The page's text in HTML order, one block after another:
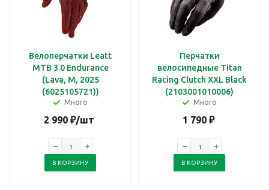
Велоперчатки Leatt
MTB 3.0 Endurance
(Lava, M, 2025
(6025105721))
Много
2 990 ₽/шт
В КОРЗИНУ
Перчатки
велосипедные Titan
Racing Clutch XXL Black
(2103001010006)
Много
1 790₽
В КОРЗИНУ